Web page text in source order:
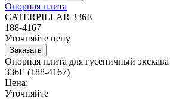
Опорная плита
CATERPILLAR 336E
188-4167
Уточняйте цену
Опорная плита для гусеничный
336E (188-4167)
Цена:
Уточняйте